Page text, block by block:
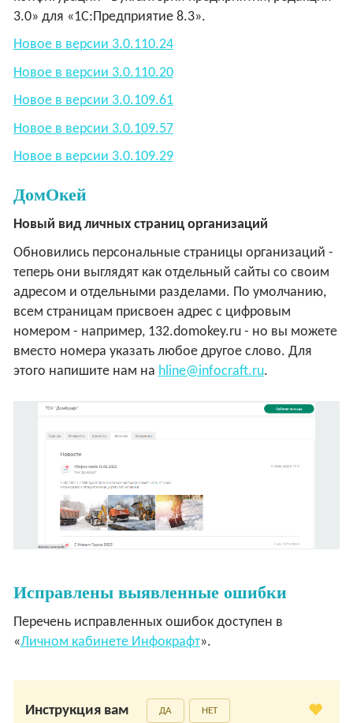
3.0» для «1С:Предприятие 8.3».
Новое в версии 3.0.110.24
Новое в версии 3.0.110.20
Новое в версии 3.0.109.61
Новое в версии 3.0.109.57
Новое в версии 3.0.109.29
ДомОкей
Новый вид личных страниц организаций
Обновились персональные страницы организаций -
теперь они выглядят как отдельный сайты со своим
адресом и отдельными разделами. По умолчанию,
всем страницам присвоен адрес с цифровым
номером - например, 132.domokey.ru - но вы можете
вместо номера указать любое другое слово. Для
этого напишите нам на hline@infocraft.ru.
Исправлены выявленные ошибки
Перечень исправленных ошибок доступен в
«Личном кабинете Инфокрафт».
Инструкция вам
ДА НЕТ